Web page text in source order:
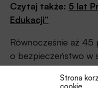
Strona
cookie
Czytaj także: 5 lat
Edukacji”
Równocześnie aż 45
o bezpieczeństwo w
nie jest w stanie
To bariery, które